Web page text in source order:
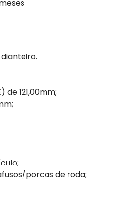
121,00mm;
porcas de roda;